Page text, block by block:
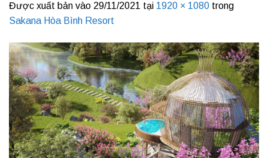
Được xuất bản vào 29/11/2021 tại 1920 × 1080 trong
Sakana Hòa Bình Resort